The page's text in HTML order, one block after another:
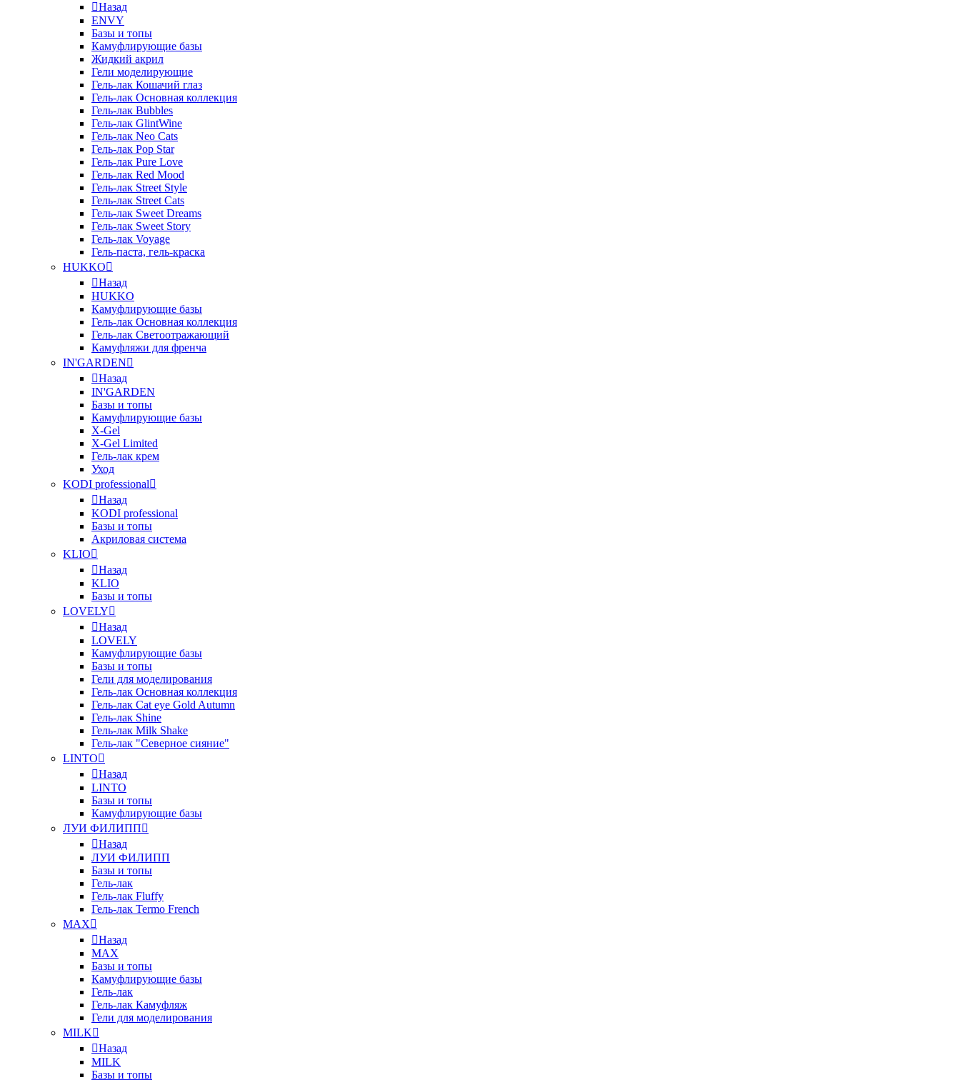
Назад
ENVY
Базы и топы
Камуфлирующие базы
Жидкий акрил
Гели моделирующие
Гель-лак Кошачий глаз
Гель-лак Основная коллекция
Гель-лак Bubbles
Гель-лак GlintWine
Гель-лак Neo Cats
Гель-лак Pop Star
Гель-лак Pure Love
Гель-лак Red Mood
Гель-лак Street Style
Гель-лак Street Cats
Гель-лак Sweet Dreams
Гель-лак Sweet Story
Гель-лак Voyage
Гель-паста, гель-краска
HUKKO
Назад
HUKKO
Камуфлирующие базы
Гель-лак Основная коллекция
Гель-лак Светоотражающий
Камуфляжи для френча
IN'GARDEN
Назад
IN'GARDEN
Базы и топы
Камуфлирующие базы
X-Gel
X-Gel Limited
Гель-лак крем
Уход
KODI professional
Назад
KODI professional
Базы и топы
Акриловая система
KLIO
Назад
KLIO
Базы и топы
LOVELY
Назад
LOVELY
Камуфлирующие базы
Базы и топы
Гели для моделирования
Гель-лак Основная коллекция
Гель-лак Cat eye Gold Autumn
Гель-лак Shine
Гель-лак Milk Shake
Гель-лак "Северное сияние"
LINTO
Назад
LINTO
Базы и топы
Камуфлирующие базы
ЛУИ ФИЛИПП
Назад
ЛУИ ФИЛИПП
Базы и топы
Гель-лак
Гель-лак Fluffy
Гель-лак Termo French
MAX
Назад
MAX
Базы и топы
Камуфлирующие базы
Гель-лак
Гель-лак Камуфляж
Гели для моделирования
MILK
Назад
MILK
Базы и топы